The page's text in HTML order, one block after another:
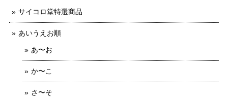
サイコロ堂特選商品
あいうえお順
あ〜お
か〜こ
さ〜そ